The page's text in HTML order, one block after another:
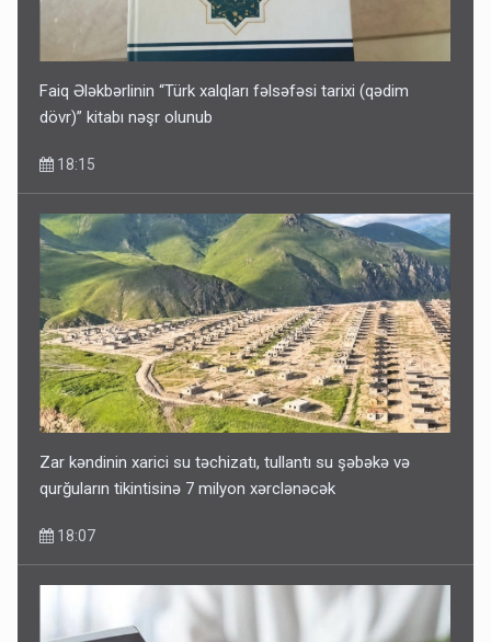
Faiq Ələkbərlinin “Türk xalqları fəlsəfəsi tarixi (qədim
dövr)” kitabı nəşr olunub
18:15
Zar kəndinin xarici su təchizatı, tullantı su şəbəkə və
qurğuların tikintisinə 7 milyon xərclənəcək
18:07